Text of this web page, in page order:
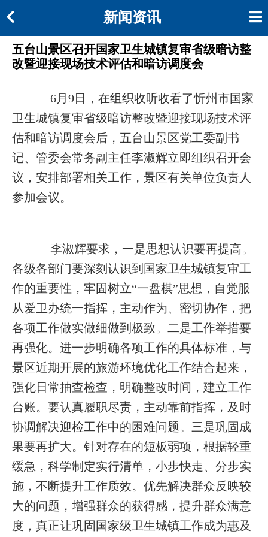
新闻资讯
五台山景区召开国家卫生城镇复审省级暗访整
改暨迎接现场技术评估和暗访调度会
6月 9日，在组织收听收看了忻州市国家
卫生城镇复审省级暗访整改暨迎接现场技术评
估和暗访调度会后，五台山景区党工委副书
记、管委会常务副主任李淑辉立即组织召开会
议，安排部署相关工作，景区有关单位负责人
参加会议。
李淑辉要求，一是思想认识要再提高。
各级各部门要深刻认识到国家卫生城镇复审工
作的重要性，牢固树立“一盘棋”思想，自觉服
从爱卫办统一指挥，主动作为、密切协作，把
各项工作做实做细做到极致。二是工作举措要
再强化。进一步明确各项工作的具体标准，与
景区近期开展的旅游环境优化工作结合起来，
强化日常抽查检查，明确整改时间，建立工作
台账。要认真履职尽责，主动靠前指挥，及时
协调解决迎检工作中的困难问题。三是巩固成
果要再扩大。针对存在的短板弱项，根据轻重
缓急，科学制定实行清单，小步快走、分步实
施，不断提升工作质效。优先解决群众反映较
大的问题，增强群众的获得感，提升群众满意
度，真正让巩固国家级卫生城镇工作成为惠及